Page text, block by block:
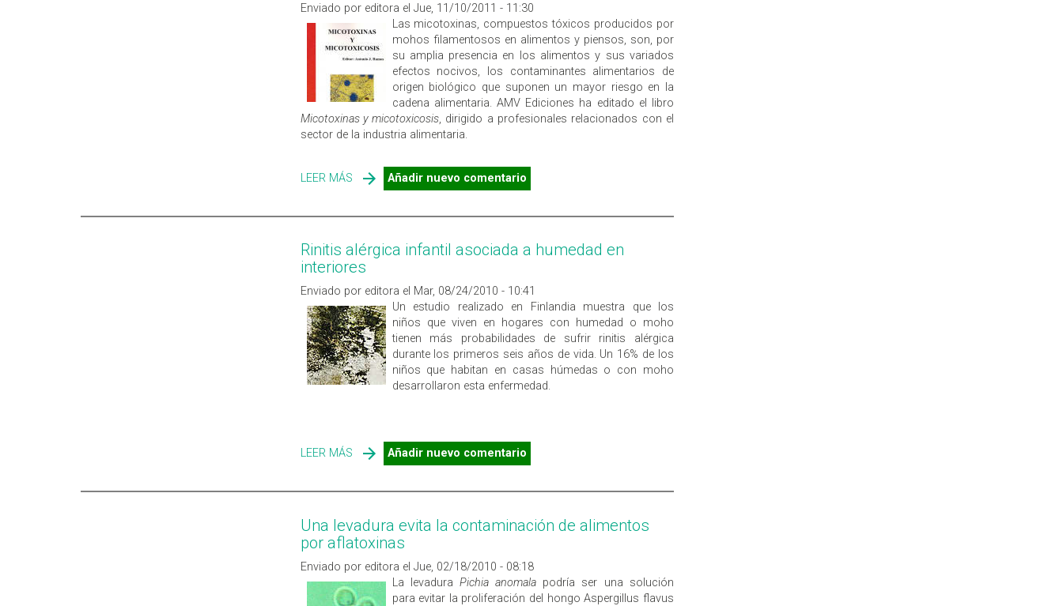
Enviado por editora el Jue, 11/10/2011 - 11:30
Las micotoxinas, compuestos tóxicos producidos por
mohos filamentosos en alimentos y piensos, son, por
su amplia presencia en los alimentos y sus variados
efectos nocivos, los contaminantes alimentarios de
origen biológico que suponen un mayor riesgo en la
cadena alimentaria. AMV Ediciones ha editado el libro
Micotoxinas y micotoxicosis, dirigido a profesionales relacionados con el
sector de la industria alimentaria.
LEER MÁS SOBRE PUBLICACIÓN: MICOTOXINAS Y MICOTOXICOSIS
Añadir nuevo comentario
Rinitis alérgica infantil asociada a humedad en
interiores
Enviado por editora el Mar, 08/24/2010 - 10:41
Un estudio realizado en Finlandia muestra que los
niños que viven en hogares con humedad o moho
tienen más probabilidades de sufrir rinitis alérgica
durante los primeros seis años de vida. Un 16% de los
niños que habitan en casas húmedas o con moho
desarrollaron esta enfermedad.
LEER MÁS SOBRE RINITIS ALÉRGICA INFANTIL ASOCIADA A HUMEDAD EN
INTERIORES
Añadir nuevo comentario
Una levadura evita la contaminación de alimentos
por aflatoxinas
Enviado por editora el Jue, 02/18/2010 - 08:18
La levaduraPichia anomalapodría ser una solución
para evitar la proliferación del hongo Aspergillus flavus